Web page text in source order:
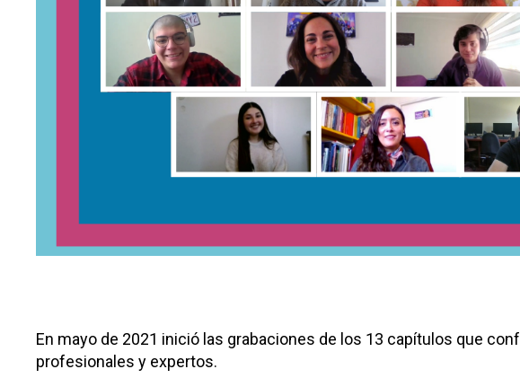
En mayo de 2021 inició las grabaciones de los 13 capítulos que
profesionales y expertos.